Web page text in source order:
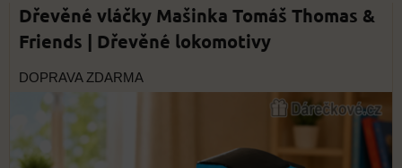
Dřevěné vláčky Mašinka Tomáš Thomas &
Friends | Dřevěné lokomotivy
DOPRAVA ZDARMA